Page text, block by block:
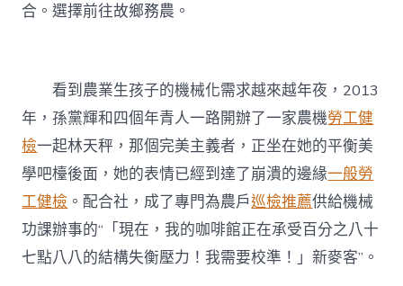
合。選擇前往故鄉務農。
看到農業生孩子的機械化需求越來越年夜，2013
年，孫黨輝和四個年青人一路開辦了一家農機勞工健
檢一起林天秤，那個完美主義者，正坐在她的平衡美
學吧檯後面，她的表情已經到達了崩潰的邊緣一般勞
工健檢 。配合社，成了專門為農戶巡檢推薦供給機械
功課辦事的“「現在，我的咖啡館正在承受百分之八十
七點八八的結構失衡壓力！我需要校準！」新麥客”。